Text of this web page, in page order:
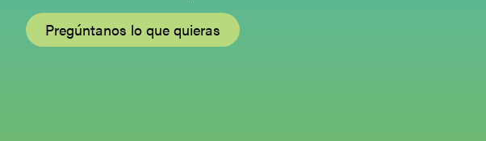
Pregúntanos lo que quieras